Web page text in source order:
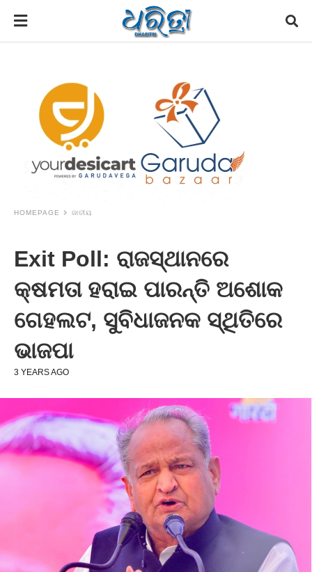
HOMEPAGE ଜାତୀୟ
Exit Poll: ରାଜସ୍ଥାନରେ
କ୍ଷମତା ହରାଇ ପାରନ୍ତି ଅଶୋକ
ଗେହଲଟ, ସୁବିଧାଜନକ ସ୍ଥିତିରେ
ଭାଜପା
3 YEARS AGO